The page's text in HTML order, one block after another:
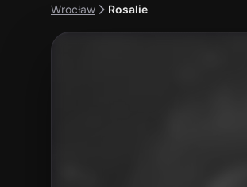
Wrocław Rosalie